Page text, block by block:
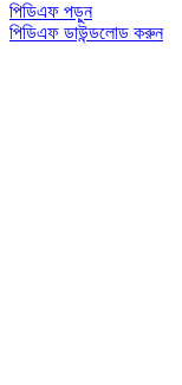
পিডিএফ পড়ুন
পিডিএফ ডাউন্ডলোড করুন